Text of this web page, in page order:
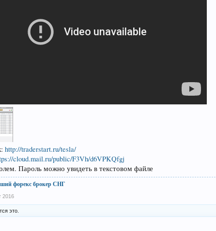
http://traderstart.ru/tesla/
cloud.mail.ru/public/F3Vh/d6VPKQfgj
Пароль можно увидеть в текстовом файле
форекс брокер СНГ
2016
это.